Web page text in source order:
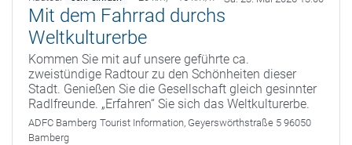
Mit dem Fahrrad durchs
Weltkulturerbe
Kommen Sie mit auf unsere geführte ca.
zweistündige Radtour zu den Schönheiten dieser
Stadt. Genießen Sie die Gesellschaft gleich gesinnter
Radlfreunde. „Erfahren“ Sie sich das Weltkulturerbe.
ADFC Bamberg Tourist Information, Geyerswörthstraße 5 96050
Bamberg